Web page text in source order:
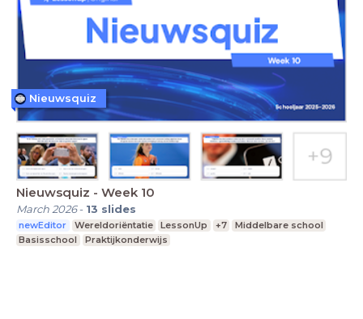
Nieuwsquiz - Week 10
March 2026- 13 slides
newEditor Wereldoriëntatie LessonUp +7
Middelbare school
Basisschool
Praktijkonderwijs
Nieuwsquiz